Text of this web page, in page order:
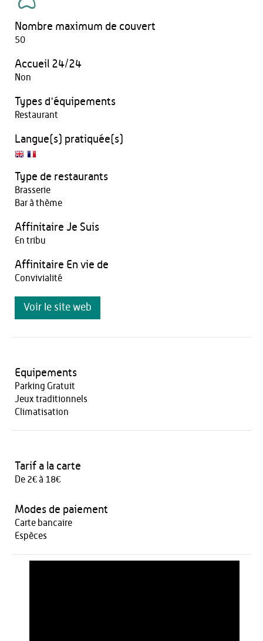
Nombre maximum de couvert
50
Accueil 24/24
Non
Types d'équipements
Restaurant
Langue(s) pratiquée(s)
Type de restaurants
Brasserie
Bar à thème
Affinitaire Je Suis
En tribu
Affinitaire En vie de
Convivialité
Voir le site web
Equipements
Parking Gratuit
Jeux traditionnels
Climatisation
Tarif a la carte
De 2€ à 18€
Modes de paiement
Carte bancaire
Espèces